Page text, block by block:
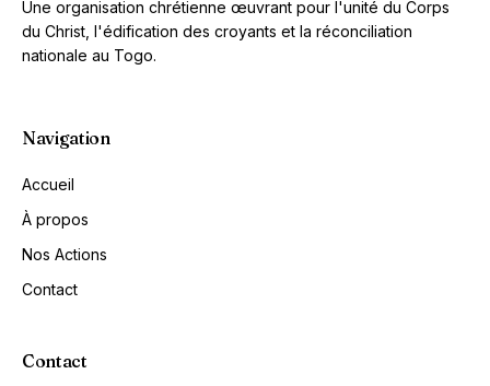
Une organisation chrétienne œuvrant pour l'unité du Corps
du Christ, l'édification des croyants et la réconciliation
nationale au Togo.
Navigation
Accueil
À propos
Nos Actions
Contact
Contact